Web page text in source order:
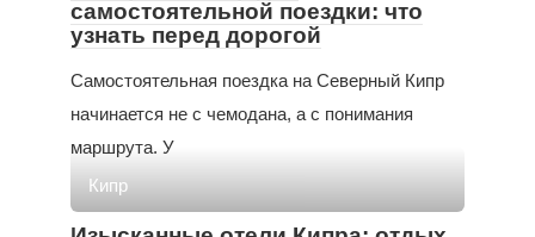
самостоятельной поездки: что
узнать перед дорогой
Самостоятельная поездка на Северный Кипр
начинается не с чемодана, а с понимания
маршрута. У
Кипр